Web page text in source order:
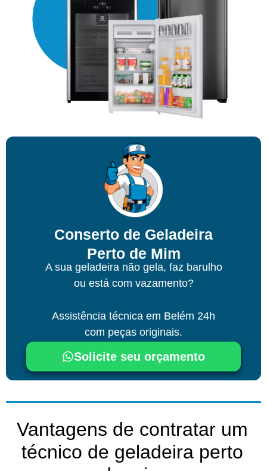
Conserto de Geladeira
Perto de Mim
A sua geladeira não gela, faz barulho
ou está com vazamento?
Assistência técnica em Belém 24h
com peças originais.
Solicite seu orçamento
Vantagens de contratar um
técnico de geladeira perto